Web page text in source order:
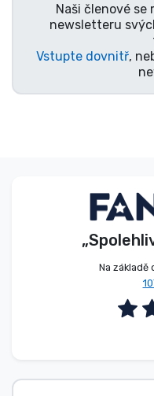
Naši členové se
newsletteru
Vstupte dovnitř,
Na základě